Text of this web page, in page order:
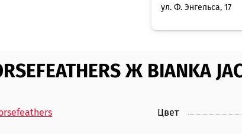
ул. Ф. Энгельса, 17
Ж BIANKA
Цвет